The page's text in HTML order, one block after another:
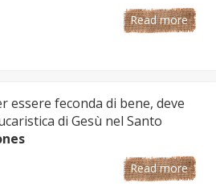
Read more
essere feconda di bene, deve
di Gesù nel Santo
Read more